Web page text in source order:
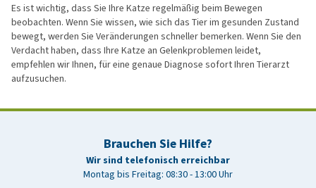
Es ist wichtig, dass Sie Ihre Katze regelmäßig beim Bewegen
beobachten. Wenn Sie wissen, wie sich das Tier im gesunden Zustand
bewegt, werden Sie Veränderungen schneller bemerken. Wenn Sie den
Verdacht haben, dass Ihre Katze an Gelenkproblemen leidet,
empfehlen wir Ihnen, für eine genaue Diagnose sofort Ihren Tierarzt
aufzusuchen.
Brauchen Sie Hilfe?
Wir sind telefonisch erreichbar
Montag bis Freitag: 08:30 - 13:00 Uhr